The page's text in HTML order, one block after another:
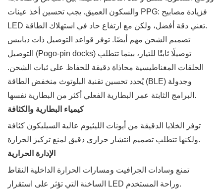
والسكون العميق. يجب تحسين أخذ عينات PPG: فزيادة مصابيح
LED تعني دقة أفضل، ولكن مع ارتفاع حاد في استهلاك الطاقة.
تصميم الشحن مهم أيضًا. توفر قواعد التوصيل ذات دبابيس
التوصيل (Pogo-pin docks) توصيلًا ثابتًا للتيار، بينما تتطلب
الحلقات المغناطيسية محاذاة دقيقة للحفاظ على ثبات الشحن.
يُحدد تحسين تقنية البلوتوث منخفض الطاقة (BLE) وجدولة
البرامج الثابتة عمر البطارية الفعلي أكثر من البطارية نفسها.
كيمياء البطارية والكثافة
توفر الخلايا الدقيقة من أيونات الليثيوم عالية السيليكون كثافة
ولكنها تتطلب تصميم انتشار حراري دقيق لمنع تركيز الحرارة.
الإدارة الحرارية
تمنع وسادات الجرافيت ومسارات الحرارة الداخلية النقاط
الساخنة التي تؤثر على استقرار LED وراحة المستخدم.